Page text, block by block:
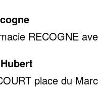
RECOGNE
place du